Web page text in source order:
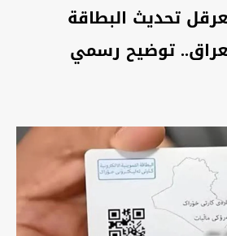
تحديث البطاقة
توضيح رسمي